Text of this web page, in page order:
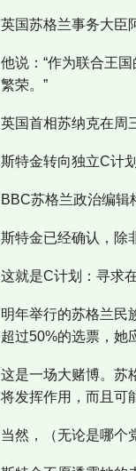
英国苏格兰事务大臣
他说：“作为联合王
繁荣。”
英国首相苏纳克在周
斯特金转向独立C计划
BBC苏格兰政治编辑
斯特金已经确认，除
这就是C计划：寻求
明年举行的苏格兰民
超过50%的选票，她
这是一场大赌博。苏
将发挥作用，而且可
当然，（无论是哪个